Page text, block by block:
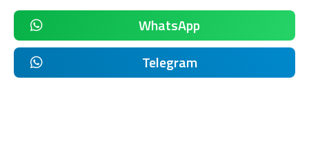
WhatsApp
Telegram